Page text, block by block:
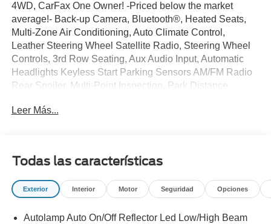
4WD, CarFax One Owner! -Priced below the market
average!- Back-up Camera, Bluetooth®, Heated Seats,
Multi-Zone Air Conditioning, Auto Climate Control,
Leather Steering Wheel Satellite Radio, Steering Wheel
Controls, 3rd Row Seating, Aux Audio Input, Automatic
Headlights Keyless Start Parking Sensors AM/FM Radio
Rear Spoiler, Multi-Point Inspection, Park Distance
Satellite Radio Power Lift Gate Call to confirm availability
Leer Más...
Todas las características
Exterior Interior Motor Seguridad Opciones
Autolamp Auto On/Off Reflector Led Low/High Beam